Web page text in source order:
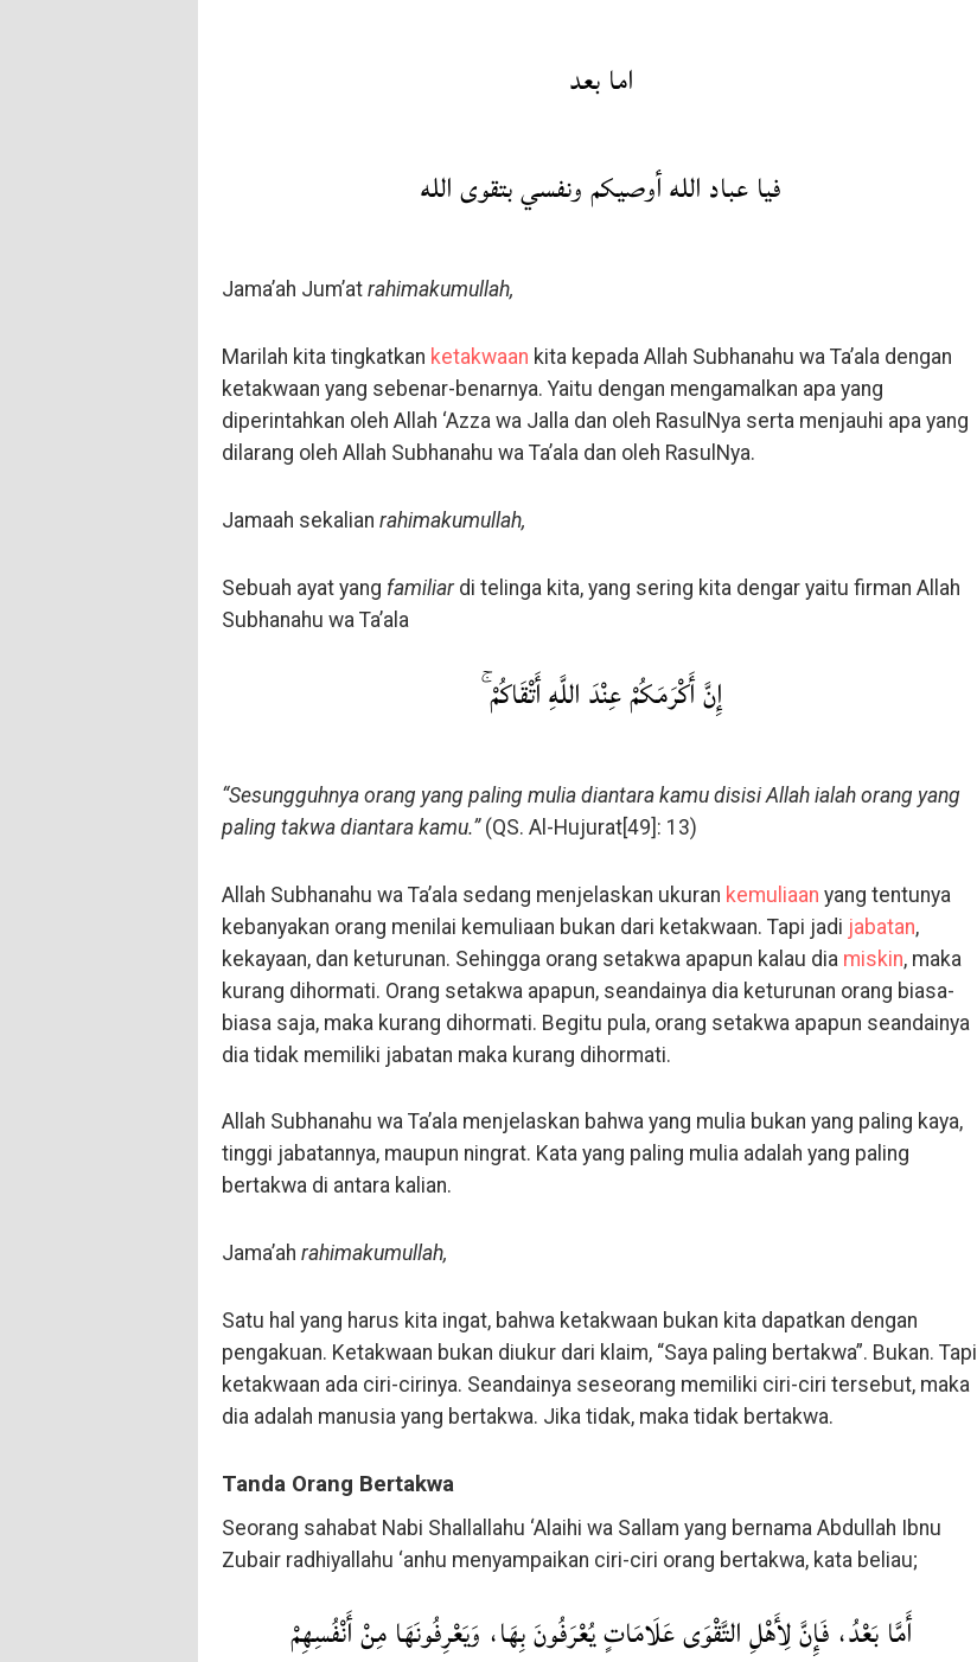
اما بعد
فيا عباد الله أوصيكم ونفسي بتقوى الله
Jama’ah Jum’at rahimakumullah,
Marilah kita tingkatkan ketakwaan kita kepada Allah Subhanahu wa Ta’ala dengan
ketakwaan yang sebenar-benarnya. Yaitu dengan mengamalkan apa yang
diperintahkan oleh Allah ‘Azza wa Jalla dan oleh RasulNya serta menjauhi apa yang
dilarang oleh Allah Subhanahu wa Ta’ala dan oleh RasulNya.
Jamaah sekalian rahimakumullah,
Sebuah ayat yang familiardi telinga kita, yang sering kita dengar yaitu firman Allah
Subhanahu wa Ta’ala
إِنَّ أَكْرَمَكُمْ عِنْدَ اللَّهِ أَتْقَاكُمْ ۚ
“Sesungguhnya orang yang paling mulia diantara kamu disisi Allah ialah orang yang
paling takwa diantara kamu.”(QS. Al-Hujurat[49]: 13)
Allah Subhanahu wa Ta’ala sedang menjelaskan ukuran kemuliaan yang tentunya
kebanyakan orang menilai kemuliaan bukan dari ketakwaan. Tapi jadi jabatan,
kekayaan, dan keturunan. Sehingga orang setakwa apapun kalau dia miskin, maka
kurang dihormati. Orang setakwa apapun, seandainya dia keturunan orang biasa-
biasa saja, maka kurang dihormati. Begitu pula, orang setakwa apapun seandainya
dia tidak memiliki jabatan maka kurang dihormati.
Allah Subhanahu wa Ta’ala menjelaskan bahwa yang mulia bukan yang paling kaya,
tinggi jabatannya, maupun ningrat. Kata yang paling mulia adalah yang paling
bertakwa di antara kalian.
Jama’ah rahimakumullah,
Satu hal yang harus kita ingat, bahwa ketakwaan bukan kita dapatkan dengan
pengakuan. Ketakwaan bukan diukur dari klaim, “Saya paling bertakwa”. Bukan. Tapi
ketakwaan ada ciri-cirinya. Seandainya seseorang memiliki ciri-ciri tersebut, maka
dia adalah manusia yang bertakwa. Jika tidak, maka tidak bertakwa.
Tanda Orang Bertakwa
Seorang sahabat Nabi Shallallahu ‘Alaihi wa Sallam yang bernama Abdullah Ibnu
Zubair radhiyallahu ‘anhu menyampaikan ciri-ciri orang bertakwa, kata beliau;
أَمَّا بَعْدُ، فَإِنَّ لِأَهْلِ التَّقْوَى عَلَامَاتٍ يُعْرَفُونَ بِهَا، وَيَعْرِفُونَهَا مِنْ أَنْفُسِهِمْ